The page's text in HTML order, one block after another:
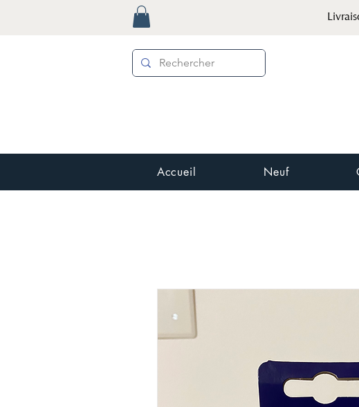
Accueil Neuf